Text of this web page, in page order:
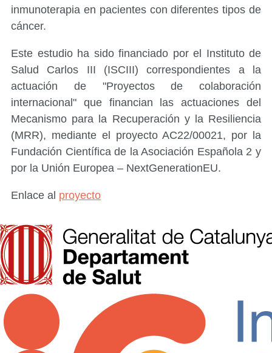
inmunoterapia en pacientes con diferentes tipos de
cáncer.
Este estudio ha sido financiado por el Instituto de
Salud Carlos III (ISCIII) correspondientes a la
actuación de "Proyectos de colaboración
internacional" que financian las actuaciones del
Mecanismo para la Recuperación y la Resiliencia
(MRR), mediante el proyecto AC22/00021, por la
Fundación Científica de la Asociación Española 2 y
por la Unión Europea – NextGenerationEU.
Enlace al proyecto